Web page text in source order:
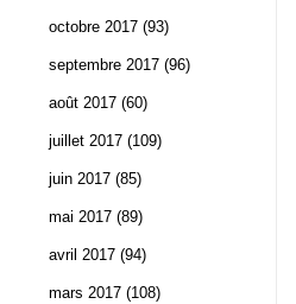
octobre 2017 (93)
septembre 2017 (96)
août 2017 (60)
juillet 2017 (109)
juin 2017 (85)
mai 2017 (89)
avril 2017 (94)
mars 2017 (108)